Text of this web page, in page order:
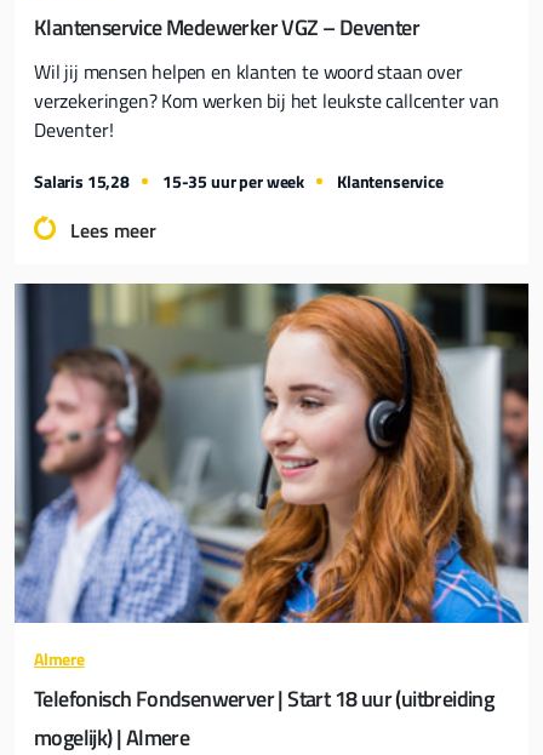
Klantenservice Medewerker VGZ – Deventer
Wil jij mensen helpen en klanten te woord staan over
verzekeringen? Kom werken bij het leukste callcenter van
Deventer!
Salaris 15,28 15-35 uur per week Klantenservice
Lees meer
Almere
Telefonisch Fondsenwerver | Start 18 uur (uitbreiding
mogelijk) | Almere